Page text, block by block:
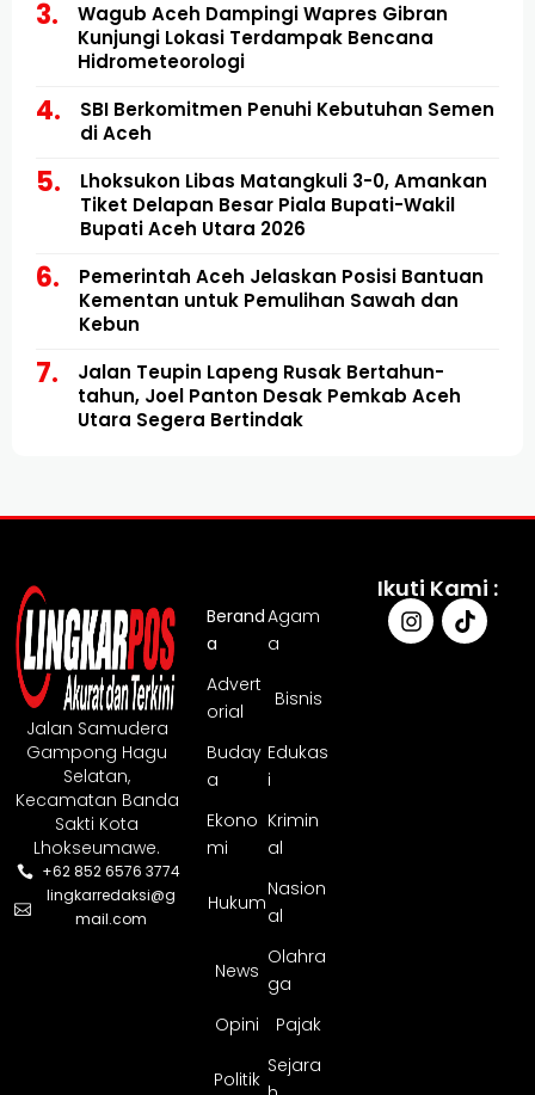
Wagub Aceh Dampingi Wapres Gibran
Kunjungi Lokasi Terdampak Bencana
Hidrometeorologi
SBI Berkomitmen Penuhi Kebutuhan Semen
di Aceh
Lhoksukon Libas Matangkuli 3-0, Amankan
Tiket Delapan Besar Piala Bupati-Wakil
Bupati Aceh Utara 2026
Pemerintah Aceh Jelaskan Posisi Bantuan
Kementan untuk Pemulihan Sawah dan
Kebun
Jalan Teupin Lapeng Rusak Bertahun-
tahun, Joel Panton Desak Pemkab Aceh
Utara Segera Bertindak
Jalan Samudera
Gampong Hagu
Selatan,
Kecamatan Banda
Sakti Kota
Lhokseumawe.
+62 852 6576 3774
lingkarredaksi@g
mail.com
Berand
a
Agam
a
Advert
orial
Bisnis
Buday
a
Edukas
i
Ekono
mi
Krimin
al
Hukum
Nasion
al
News
Olahra
ga
Opini
Pajak
Politik
Sejara
Ikuti Kami :